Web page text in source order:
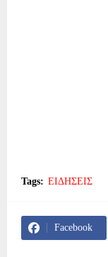
Tags: ΕΙΔΗΣΕΙΣ
Facebook